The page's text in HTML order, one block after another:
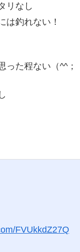
リなし
は釣れない！
った程ない（^^；
FVUkkdZ27Q